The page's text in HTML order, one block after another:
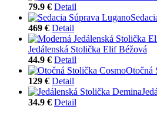
79.9 € Detail
469 € Detail
Jedálenská Stolička Elif Béžová
44.9 € Detail
Otočná
129 € Detail
34.9 € Detail